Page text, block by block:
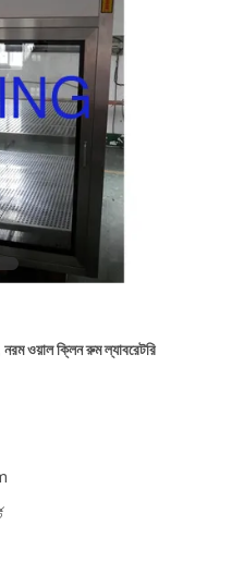
নরম ওয়াল ক্লিন রুম ল্যাবরেটরি